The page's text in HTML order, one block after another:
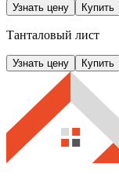
Узнать цену Купить
Танталовый лист
Узнать цену Купить